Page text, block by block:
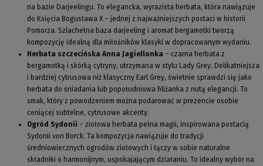
na bazie Darjeelingu. To elegancka, wyrazista herbata, która nawiązuje
do Księcia Bogusława X – jednej z najważniejszych postaci w historii
Pomorza. Szlachetna baza darjeeling i aromat bergamotki tworzą
kompozycję idealną dla miłośników klasyki w dopracowanym wydaniu.
Herbata szczecińska Anna Jagiellonka – czarna herbata z
bergamotką i skórką cytryny, utrzymana w stylu Lady Grey. Delikatniejsza
i bardziej cytrusowa niż klasyczny Earl Grey, świetnie sprawdzi się jako
herbata do śniadania lub popołudniowa filiżanka z nutą elegancji. To
smak, który z powodzeniem można podarować w prezencie osobie
ceniącej subtelne, cytrusowe akcenty.
Ogród Sydonii – ziołowa herbata pełna magii, inspirowana postacią
Sydonii von Borck. Ta kompozycja nawiązuje do tradycji
średniowiecznych ogrodów ziołowych i łączy w sobie naturalne
składniki o harmonijnym, uspokajającym działaniu. To idealny wybór na